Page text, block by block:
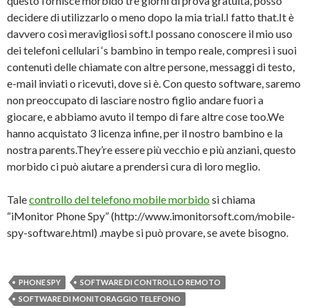
decidere di utilizzarlo o meno dopo la mia trial.I fatto that.It è
davvero così meravigliosi soft.I possano conoscere il mio uso
dei telefoni cellulari ‘s bambino in tempo reale, compresi i suoi
contenuti delle chiamate con altre persone, messaggi di testo,
e-mail inviati o ricevuti, dove si è. Con questo software, saremo
non preoccupato di lasciare nostro figlio andare fuori a
giocare, e abbiamo avuto il tempo di fare altre cose too.We
hanno acquistato 3 licenza infine, per il nostro bambino e la
nostra parents.They’re essere più vecchio e più anziani, questo
morbido ci può aiutare a prendersi cura di loro meglio.
Talecontrollo del telefono mobile morbidosi chiama
“iMonitor Phone Spy” (http://www.imonitorsoft.com/mobile-
spy-software.html) .maybe si può provare, se avete bisogno.
PHONE SPY
SOFTWARE DI CONTROLLO REMOTO
SOFTWARE DI MONITORAGGIO TELEFONO